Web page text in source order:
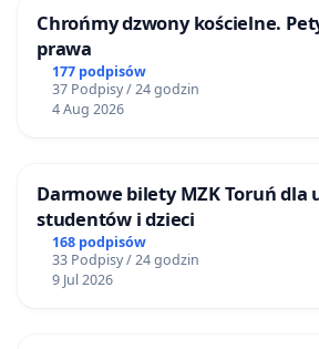
Chrońmy dzwony kościelne.
prawa
177 podpisów
37 Podpisy / 24 godzin
4 Aug 2026
Darmowe bilety MZK Toruń dla
studentów i dzieci
168 podpisów
33 Podpisy / 24 godzin
9 Jul 2026